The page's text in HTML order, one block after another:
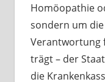
Homöopathie
sondern um die
Verantwortung
trägt – der
die